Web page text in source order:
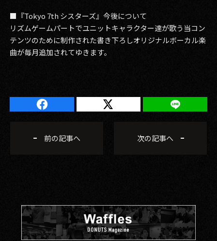
■『Tokyo 7th シスターズ』今後について
リズムゲームパートでユニットキャラクター達が歌う当コン
テンツのために制作された書き下ろしオリジナルボーカル楽
曲が毎月追加されてゆきます。
前の記事へ 次の記事へ